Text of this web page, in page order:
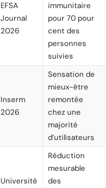
EFSA
Journal
2026
immunitaire
pour 70 pour
cent des
personnes
suivies
Inserm
2026
Sensation de
mieux-être
remontée
chez une
majorité
d’utilisateurs
Université
Réduction
mesurable
des